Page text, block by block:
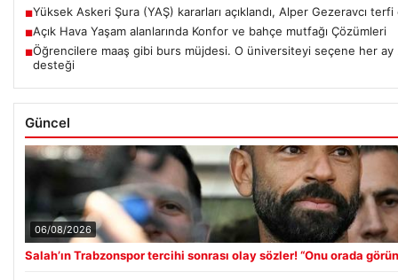
■Yüksek Askeri Şura (YAŞ) kararları açıklandı, Alper Gezeravcı
■Açık Hava Yaşam alanlarında Konfor ve bahçe mutfağı Çözümleri
■Öğrencilere maaş gibi burs müjdesi. O üniversiteyi seçene her ay
desteği
Güncel
06/08/2026
Salah’ın Trabzonspor tercihi sonrası olay sözler! “Onu orada